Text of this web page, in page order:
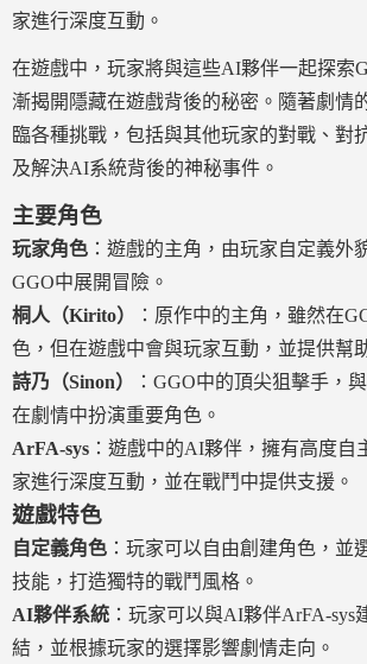
家進行深度互動。
在遊戲中，玩家將與這些AI夥伴一起探索
漸揭開隱藏在遊戲背後的秘密。隨著劇情
臨各種挑戰，包括與其他玩家的對戰、對
及解決AI系統背後的神秘事件。
主要角色
玩家角色 ：遊戲的主角，由玩家自定義外
GGO中展開冒險。
桐人（Kirito）
：原作中的主角，雖然在
色，但在遊戲中會與玩家互動，並提供幫
詩乃（Sinon）
：GGO中的頂尖狙擊手，
在劇情中扮演重要角色。
ArFA-sys ：遊戲中的AI夥伴，擁有高度自
家進行深度互動，並在戰鬥中提供支援。
遊戲特色
自定義角色 ：玩家可以自由創建角色，並
技能，打造獨特的戰鬥風格。
AI夥伴系統 ：玩家可以與AI夥伴ArFA-sys
結，並根據玩家的選擇影響劇情走向。